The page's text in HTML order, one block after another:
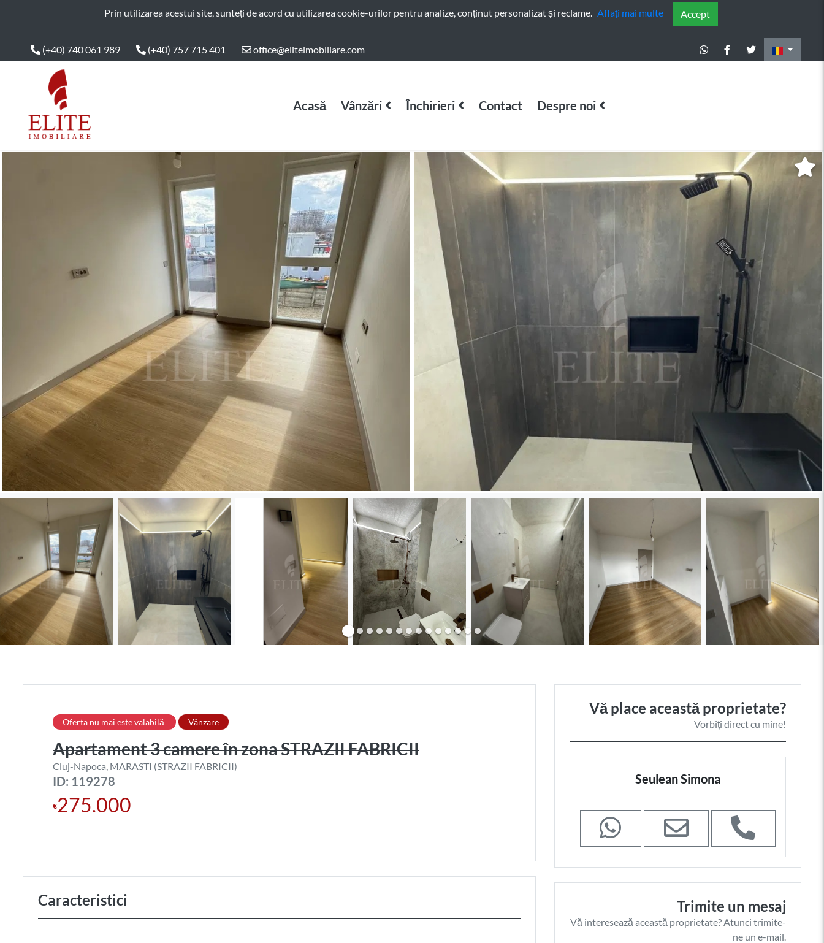
ELITE IMOBILIAREPrin utilizarea acestui site, sunteți de acord cu utilizarea cookie-urilor pentru analize, conținut personalizat și reclame. Aflați mai multe Accept
(+40) 740 061 989 (+40) 757 715 401 office@eliteimobiliare.com
Main Nav Acasă Vânzări Închirieri Contact Despre noi
Oferta nu mai este valabilă Vânzare
Apartament 3 camere în zona STRAZII FABRICII
Cluj-Napoca, MARASTI (STRAZII FABRICII)
ID: 119278
€275.000
Caracteristici
Vă place această proprietate?
Vorbiți direct cu mine!
Seulean Simona
Trimite un mesaj
Vă interesează această proprietate? Atunci trimite-
ne un e-mail.